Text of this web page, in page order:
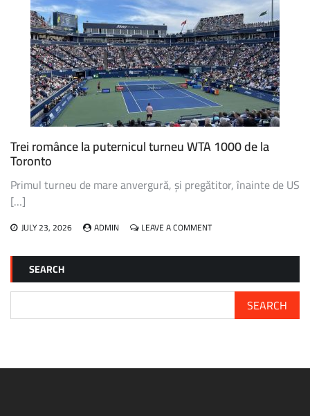
CERUT
WILD
CARD
PENTRU
US
OPEN:
„VREAU
SĂ
JOC
ULTIMA
LA
Trei românce la puternicul turneu WTA 1000 de la
Toronto
Primul turneu de mare anvergură, și pregătitor, înainte de US
[…]
JULY 23, 2026 ADMIN LEAVE A COMMENTON
TURNEU
SEARCH
SEARCH